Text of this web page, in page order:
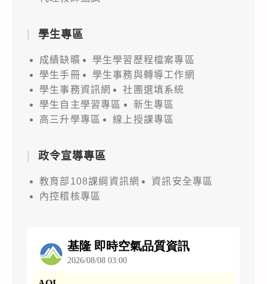
學生專區
成績缺曠
學生學習歷程檔案專區
學生手冊
學生事務與轉導工作網
學生事務資訊網
社團選填系統
學生自主學習專區
新生專區
高三升學專區
線上授課專區
政令宣導專區
教育部108課綱資訊網
資訊安全專區
內控稽核專區